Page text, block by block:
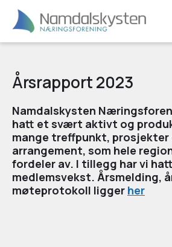
Årsrapport 2023
Namdalskysten
hatt et svært aktivt og
mange treffpunkt, prosjekter
arrangement, som hele
fordeler av. I tillegg har vi
medlemsvekst. Årsmelding,
møteprotokoll ligger her